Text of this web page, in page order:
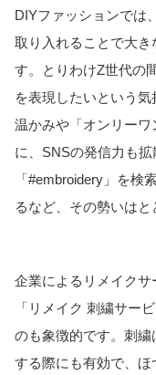
DIYファッションでは
取り入れることで大
す。とりわけZ世代の
を表現したいという
温かみや「オンリー
に、SNSの発信力も
「#embroidery」を検
るなど、その勢いは
企業によるリメイク
「リメイク 刺繍サー
のも象徴的です。刺
する際にも有効で、